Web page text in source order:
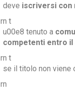
deve iscriversi con
rn t
u00e8 tenuto a
competenti entro il
rn t
se il titolo non viene
rn